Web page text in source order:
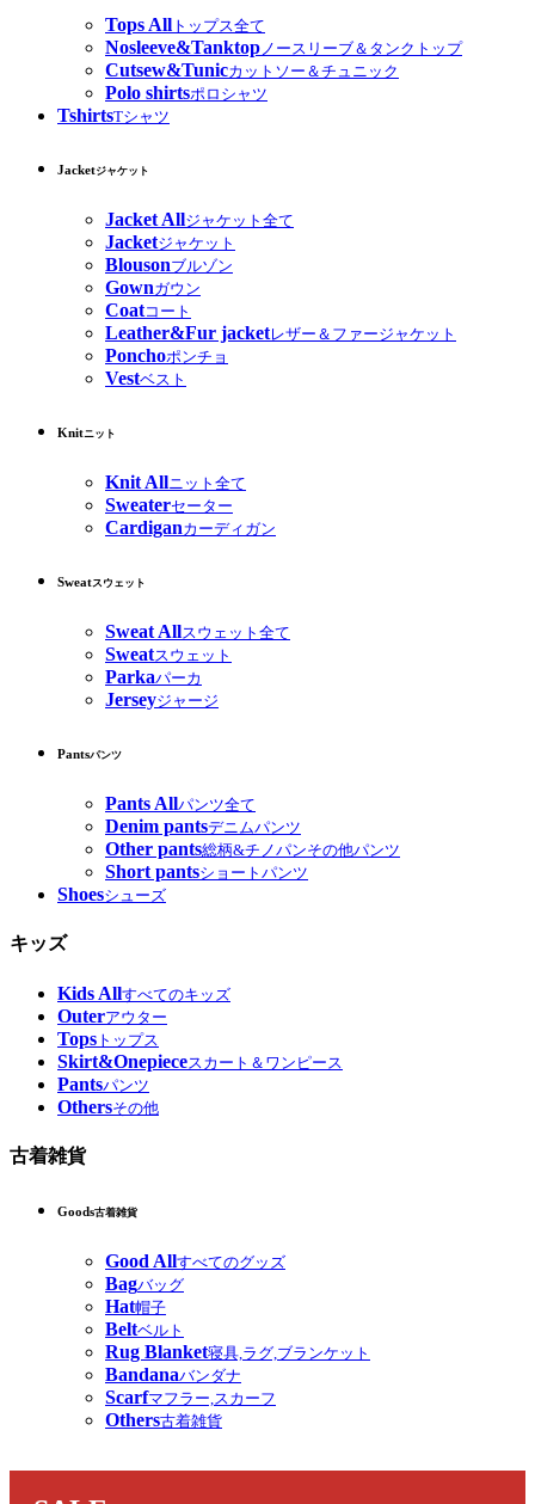
Tops All トップス全て
Nosleeve&Tanktopノースリーブ＆タンクトップ
Cutsew&Tunicカットソー＆チュニック
Polo shirtsポロシャツ
TshirtsTシャツ
Jacketジャケット
Jacket Allジャケット全て
Jacketジャケット
Blousonブルゾン
Gownガウン
Coatコート
Leather&Fur jacketレザー＆ファージャケット
Ponchoポンチョ
Vestベスト
Knitニット
Knit Allニット全て
Sweaterセーター
Cardiganカーディガン
Sweatスウェット
Sweat Allスウェット全て
Sweatスウェット
Parkaパーカ
Jerseyジャージ
Pantsパンツ
Pants Allパンツ全て
Denim pantsデニムパンツ
Other pants総柄&チノパンその他パンツ
Short pantsショートパンツ
Shoesシューズ
キッズ
Kids Allすべてのキッズ
Outerアウター
Tops トップス
Skirt&Onepieceスカート＆ワンピース
Pantsパンツ
Othersその他
古着雑貨
Goods古着雑貨
Good Allすべてのグッズ
Bagバッグ
Hat帽子
Beltベルト
Rug Blanket寝具,ラグ,ブランケット
Bandanaバンダナ
Scarfマフラー,スカーフ
Others古着雑貨